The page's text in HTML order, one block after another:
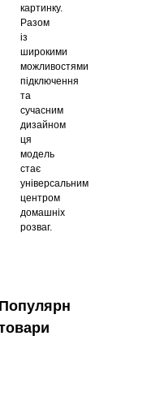
картинку.
Разом
із
широкими
можливостями
підключення
та
сучасним
дизайном
ця
модель
стає
універсальним
центром
домашніх
розваг.